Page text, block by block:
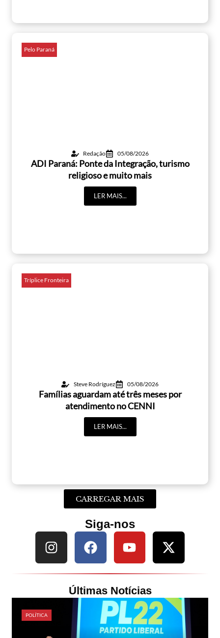
Pelo Paraná
Redação 05/08/2026
ADI Paraná: Ponte da Integração, turismo
religioso e muito mais
LER MAIS...
Tríplice Fronteira
Steve Rodríguez 05/08/2026
Famílias aguardam até três meses por
atendimento no CENNI
LER MAIS...
CARREGAR MAIS
Siga-nos
Últimas Notícias
POLÍTICA